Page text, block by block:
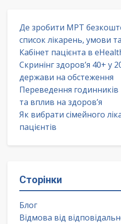
Де зробити МРТ
список лікарень, умови
Кабінет пацієнта в
Скринінг здоров’я 40+ у
держави на обстеження
Переведення годинників
та вплив на здоров’я
Як вибрати сімейного
пацієнтів
Сторінки
Блог
Відмова від